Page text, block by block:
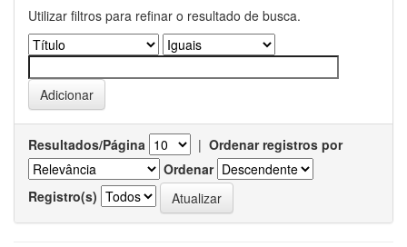
Utilizar filtros para refinar o resultado de busca.
Resultados/Página | Ordenar registros por
Ordenar
Registro(s)